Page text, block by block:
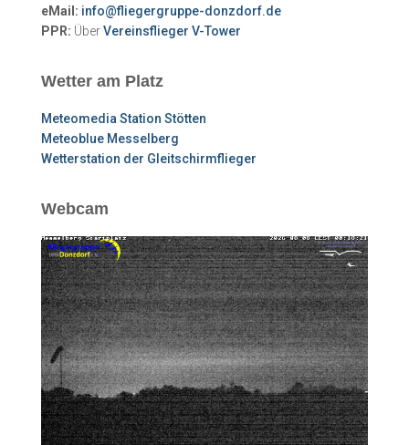
eMail: info@fliegergruppe-donzdorf.de
PPR: ÜberVereinsflieger V-Tower
Wetter am Platz
Meteomedia Station Stötten
Meteoblue Messelberg
Wetterstation der Gleitschirmflieger
Webcam